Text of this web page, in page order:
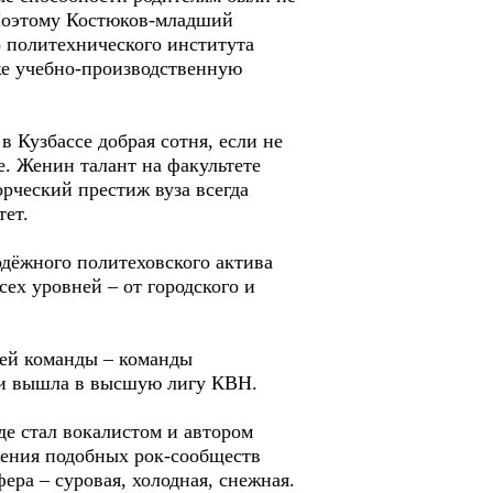
Костюков-младший
института
учебно-производственную
добрая сотня, если не
Женин талант на факультете
престиж вуза всегда
политеховского актива
уровней – от городского и
команды – команды
вышла в высшую лигу КВН.
стал вокалистом и автором
подобных рок-сообществ
– суровая, холодная, снежная.